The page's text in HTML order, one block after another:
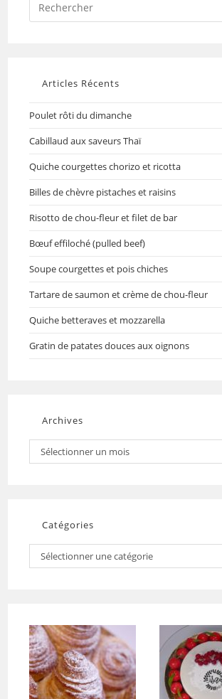
Articles Récents
Poulet rôti du dimanche
Cabillaud aux saveurs Thaï
Quiche courgettes chorizo et ricotta
Billes de chèvre pistaches et raisins
Risotto de chou-fleur et filet de bar
Bœuf effiloché (pulled beef)
Soupe courgettes et pois chiches
Tartare de saumon et crème de chou-fleur
Quiche betteraves et mozzarella
Gratin de patates douces aux oignons
Archives
Sélectionner un mois
Catégories
Sélectionner une catégorie